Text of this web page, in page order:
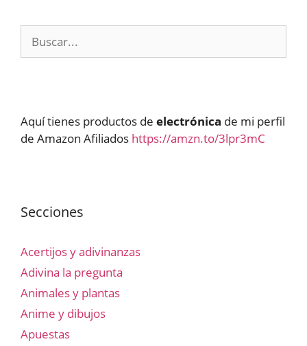
Aquí tienes productos de electrónica de mi perfil
de Amazon Afiliados https://amzn.to/3lpr3mC
Secciones
Acertijos y adivinanzas
Adivina la pregunta
Animales y plantas
Anime y dibujos
Apuestas